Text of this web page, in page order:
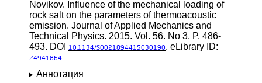
Novikov. Influence of the mechanical loading of
rock salt on the parameters of thermoacoustic
emission. Journal of Applied Mechanics and
Technical Physics. 2015. Vol. 56. No 3. P. 486-
493. DOI
10.1134/S0021894415030190. eLibrary ID:
24941864
Аннотация